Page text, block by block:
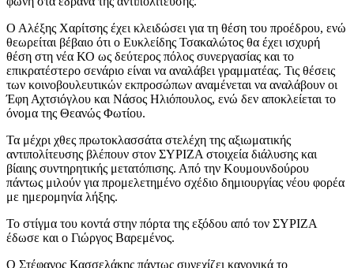
Ο Αλέξης Χαρίτσης έχει κλειδώσει για τη θέση του προέδρου, ενώ
θεωρείται βέβαιο ότι ο Ευκλείδης Τσακαλώτος θα έχει ισχυρή
θέση στη νέα ΚΟ ως δεύτερος πόλος συνεργασίας και το
επικρατέστερο σενάριο είναι να αναλάβει γραμματέας. Τις θέσεις
των κοινοβουλευτικών εκπροσώπων αναμένεται να αναλάβουν οι
Έφη Αχτσιόγλου και Νάσος Ηλιόπουλος, ενώ δεν αποκλείεται το
όνομα της Θεανώς Φωτίου.
Τα μέχρι χθες πρωτοκλασσάτα στελέχη της αξιωματικής
αντιπολίτευσης βλέπουν στον ΣΥΡΙΖΑ στοιχεία διάλυσης και
βίαιης συντηρητικής μετατόπισης. Από την Κουμουνδούρου
πάντως μιλούν για προμελετημένο σχέδιο δημιουργίας νέου φορέα
με ημερομηνία λήξης.
Το στίγμα του κοντά στην πόρτα της εξόδου από τον ΣΥΡΙΖΑ
έδωσε και ο Γιώργος Βαρεμένος.
Ο Στέφανος Κασσελάκης πάντως συνεχίζει κανονικά το